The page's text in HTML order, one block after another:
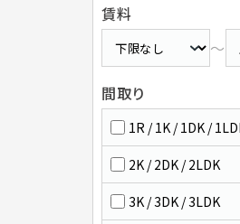
賃料
～
間取り
1R / 1K / 1DK /
2K / 2DK / 2LDK
3K / 3DK / 3LDK